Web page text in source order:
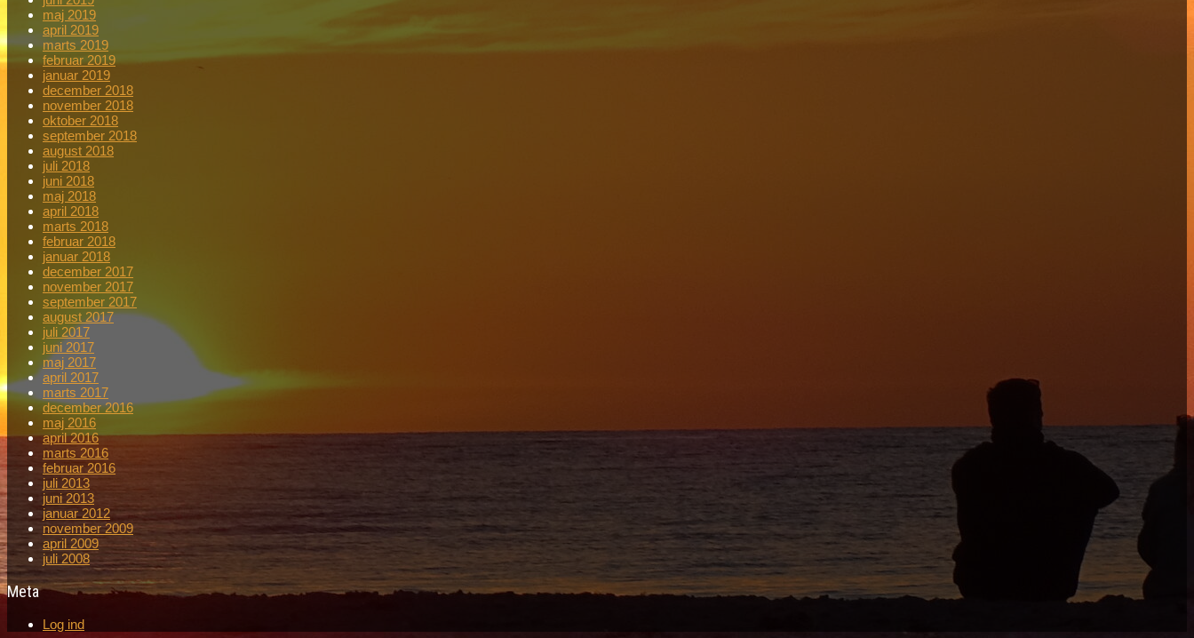
maj 2019
april 2019
marts 2019
februar 2019
januar 2019
december 2018
november 2018
oktober 2018
september 2018
august 2018
juli 2018
juni 2018
maj 2018
april 2018
marts 2018
februar 2018
januar 2018
december 2017
november 2017
september 2017
august 2017
juli 2017
juni 2017
maj 2017
april 2017
marts 2017
december 2016
maj 2016
april 2016
marts 2016
februar 2016
juli 2013
juni 2013
januar 2012
november 2009
april 2009
juli 2008
Meta
Log ind